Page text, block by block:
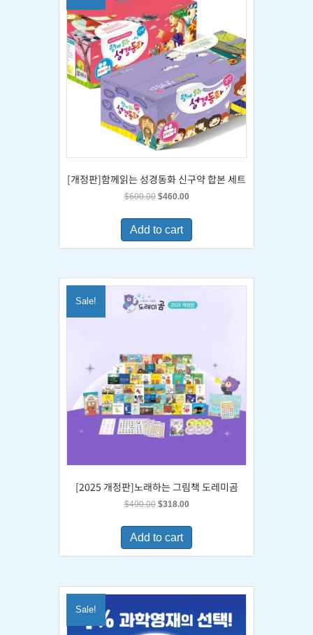
[개정판]함께읽는 성경동화 신구약 합본 세트
$600.00 Original
was:
$600.00.
$460.00Current
is:
Add to cart
Sale!
[2025 개정판]노래하는 그림책 도레미곰
$490.00 Original
was:
$490.00.
$318.00Current
is:
Add to cart
Sale!